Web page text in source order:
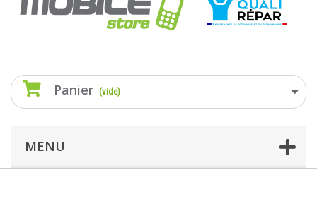
Panier (vide)
MENU